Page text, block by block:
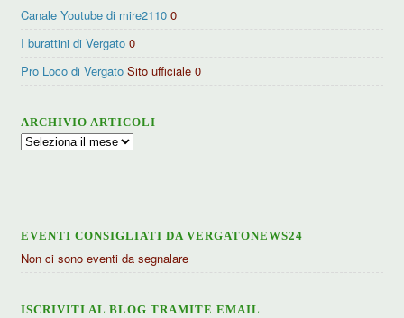
Canale Youtube di mire2110 0
I burattini di Vergato 0
Pro Loco di Vergato Sito ufficiale 0
ARCHIVIO ARTICOLI
Archivio
EVENTI CONSIGLIATI DA VERGATONEWS24
Non ci sono eventi da segnalare
ISCRIVITI AL BLOG TRAMITE EMAIL